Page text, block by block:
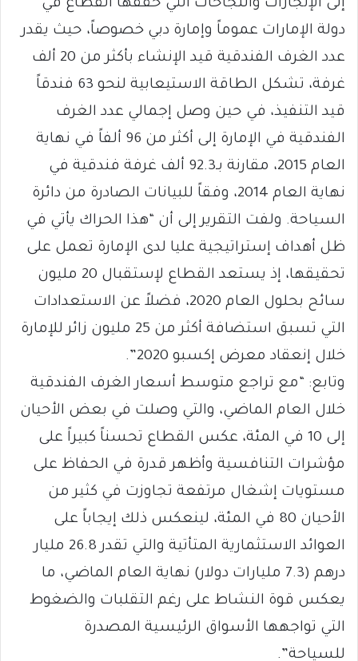
إلى الإنجازات والنجاحات التي حققها القطاع في
دولة الإمارات عموماً وإمارة دبي خصوصاً، حيث يقدر
عدد الغرف الفندقية قيد الإنشاء بأكثر من 20 ألف
غرفة، تشكل الطاقة الاستيعابية لنحو 63 فندقاً
قيد التنفيذ، في حين وصل إجمالي عدد الغرف
الفندقية في الإمارة إلى أكثر من 96 ألفاً في نهاية
العام 2015، مقارنة بـ92.3 ألف غرفة فندقية في
نهاية العام 2014، وفقاً للبيانات الصادرة من دائرة
السياحة. ولفت التقرير إلى أن “هذا الحراك يأتي في
ظل أهداف إستراتيجية عليا لدى الإمارة تعمل على
تحقيقها، إذ يستعد القطاع لإستقبال 20 مليون
سائح بحلول العام 2020، فضلاً عن الاستعدادات
التي تسبق استضافة أكثر من 25 مليون زائر للإمارة
خلال إنعقاد معرض إكسبو 2020”.
وتابع: “مع تراجع متوسط أسعار الغرف الفندقية
خلال العام الماضي، والتي وصلت في بعض الأحيان
إلى 10 في المئة، عكس القطاع تحسناً كبيراً على
مؤشرات التنافسية وأظهر قدرة في الحفاظ على
مستويات إشغال مرتفعة تجاوزت في كثير من
الأحيان 80 في المئة، لينعكس ذلك إيجاباً على
العوائد الاستثمارية المتأتية والتي تقدر 26.8 مليار
درهم (7.3 مليارات دولار) نهاية العام الماضي، ما
يعكس قوة النشاط على رغم التقلبات والضغوط
التي تواجهها الأسواق الرئيسية المصدرة
للسياحة”.